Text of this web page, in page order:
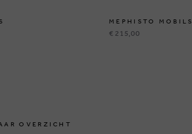
MEPHISTO MOBILS
€ 215,00
OVERZICHT